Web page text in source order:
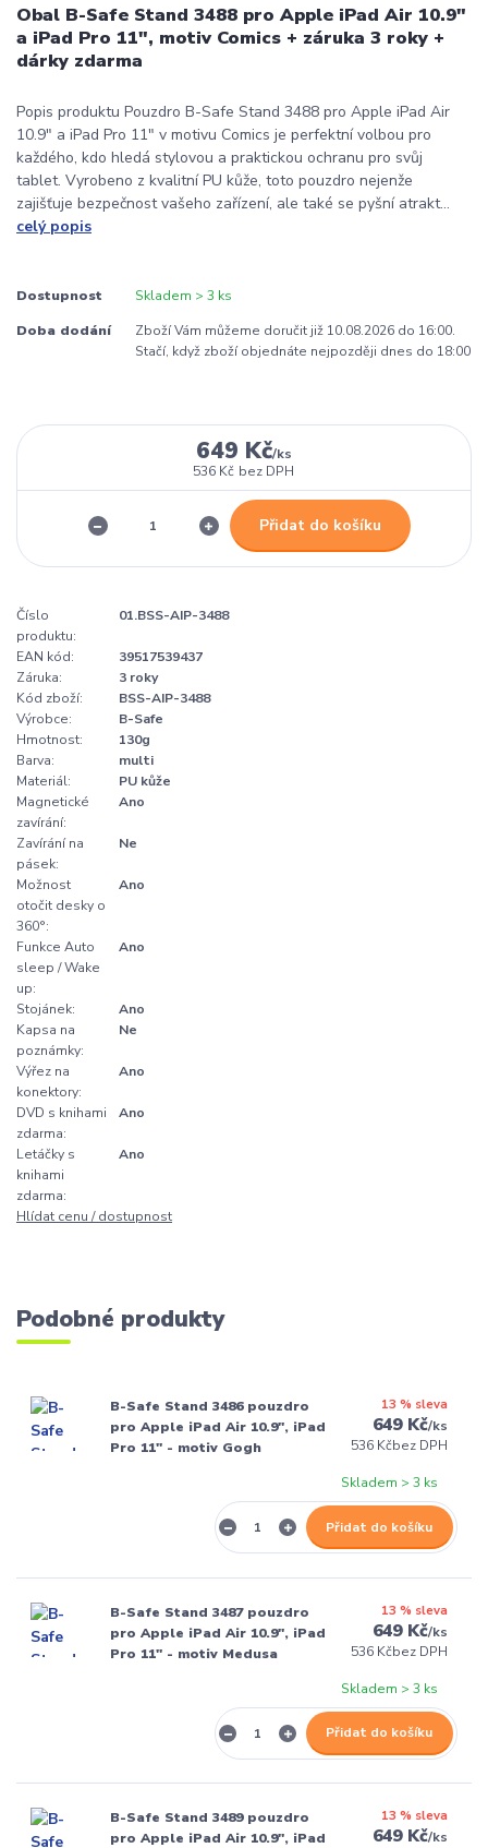
Obal B-Safe Stand 3488 pro Apple iPad Air 10.9"
a iPad Pro 11", motiv Comics + záruka 3 roky +
dárky zdarma
Popis produktu Pouzdro B-Safe Stand 3488 pro Apple iPad Air
10.9" a iPad Pro 11" v motivu Comics je perfektní volbou pro
každého, kdo hledá stylovou a praktickou ochranu pro svůj
tablet. Vyrobeno z kvalitní PU kůže, toto pouzdro nejenže
zajišťuje bezpečnost vašeho zařízení, ale také se pyšní atrakt...
celý popis
Dostupnost Skladem > 3 ks
Doba dodání
Zboží Vám můžeme doručit již 10.08.2026 do 16:00.
Stačí, když zboží objednáte nejpozději dnes do 18:00
649 Kč/ks
536 Kč bez DPH
Přidat do košíku
Číslo
produktu:
01.BSS-AIP-3488
EAN kód:
39517539437
Záruka:
3 roky
Kód zboží:
BSS-AIP-3488
Výrobce:
B-Safe
Hmotnost:
130g
Barva:
multi
Materiál:
PU kůže
Magnetické
zavírání:
Ano
Zavírání na
pásek:
Ne
Možnost
otočit desky o
360°:
Ano
Funkce Auto
sleep / Wake
up:
Ano
Stojánek:
Ano
Kapsa na
poznámky:
Ne
Výřez na
konektory:
Ano
DVD s knihami
zdarma:
Ano
Letáčky s
knihami
zdarma:
Ano
Hlídat cenu / dostupnost
Podobné produkty
B-Safe Stand 3486 pouzdro
pro Apple iPad Air 10.9", iPad
Pro 11" - motiv Gogh
13 % sleva
649 Kč/ks
536 Kčbez DPH
Skladem > 3 ks
Přidat do košíku
B-Safe Stand 3487 pouzdro
pro Apple iPad Air 10.9", iPad
Pro 11" - motiv Medusa
13 % sleva
649 Kč/ks
536 Kčbez DPH
Skladem > 3 ks
Přidat do košíku
B-Safe Stand 3489 pouzdro
pro Apple iPad Air 10.9", iPad
13 % sleva
649 Kč/ks